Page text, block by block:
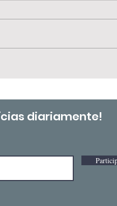
diariamente!